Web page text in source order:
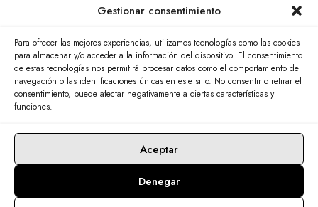
Gestionar consentimiento
Para ofrecer las mejores experiencias, utilizamos tecnologías como las cookies
para almacenar y/o acceder a la información del dispositivo. El consentimiento
de estas tecnologías nos permitirá procesar datos como el comportamiento de
navegación o las identificaciones únicas en este sitio. No consentir o retirar el
consentimiento, puede afectar negativamente a ciertas características y
funciones.
Aceptar
Denegar
© 2026 Adamas Ibérica. Todos los derechos reservados. 🖱